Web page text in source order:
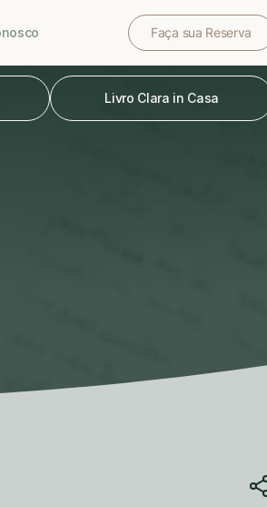
Faça sua Reserva
Livro Clara in Casa